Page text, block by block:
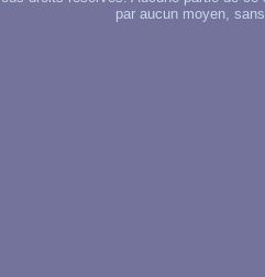
par aucun moyen,